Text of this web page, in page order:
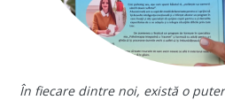
În fiecare dintre noi, există o